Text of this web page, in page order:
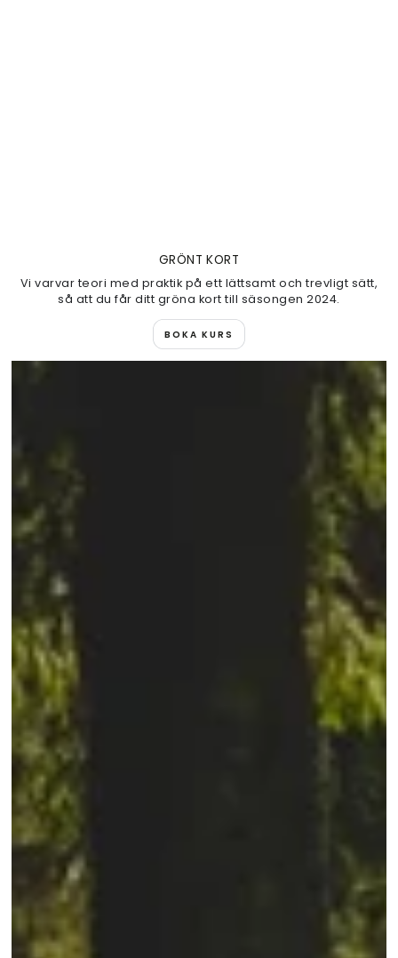
GRÖNT KORT
Vi varvar teori med praktik på ett lättsamt och trevligt sätt,
så att du får ditt gröna kort till säsongen 2024.
BOKA KURS